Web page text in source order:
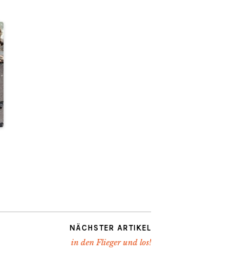
NÄCHSTER ARTIKEL
in den Flieger und los!